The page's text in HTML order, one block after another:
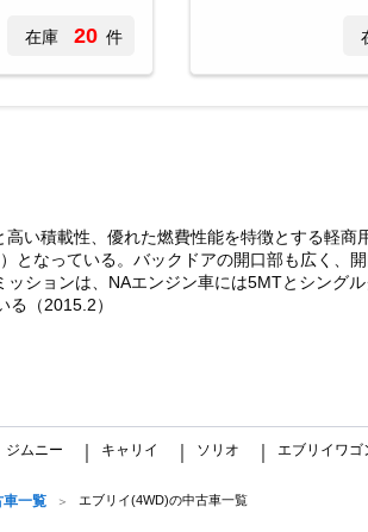
在庫 20 件
い積載性、優れた燃費性能を特徴とする軽
なっている。バックドアの開口部も広く、
ションは、NAエンジン車には5MTとシング
（2015.2）
ジムニー キャリイ ソリオ エブリイワゴ
車一覧 エブリイ(4WD)の中古車一覧